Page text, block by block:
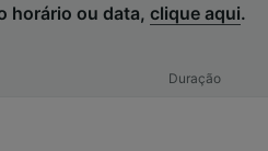
horário ou data, clique aqui.
Duração